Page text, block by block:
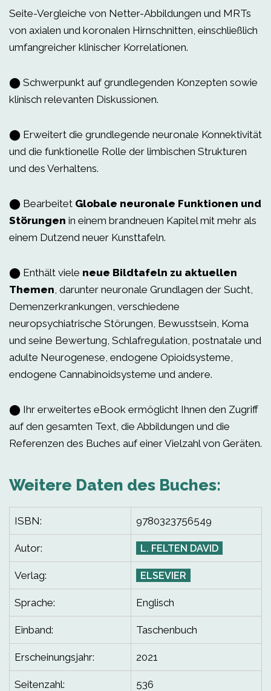
Seite-Vergleiche von Netter-Abbildungen und MRTs
von axialen und koronalen Hirnschnitten, einschließlich
umfangreicher klinischer Korrelationen.
⬤ Schwerpunkt auf grundlegenden Konzepten sowie
klinisch relevanten Diskussionen.
⬤ Erweitert die grundlegende neuronale Konnektivität
und die funktionelle Rolle der limbischen Strukturen
und des Verhaltens.
⬤ Bearbeitet Globale neuronale Funktionen und
Störungen in einem brandneuen Kapitel mit mehr als
einem Dutzend neuer Kunsttafeln.
⬤ Enthält viele neue Bildtafeln zu aktuellen
Themen, darunter neuronale Grundlagen der Sucht,
Demenzerkrankungen, verschiedene
neuropsychiatrische Störungen, Bewusstsein, Koma
und seine Bewertung, Schlafregulation, postnatale und
adulte Neurogenese, endogene Opioidsysteme,
endogene Cannabinoidsysteme und andere.
⬤ Ihr erweitertes eBook ermöglicht Ihnen den Zugriff
auf den gesamten Text, die Abbildungen und die
Referenzen des Buches auf einer Vielzahl von Geräten.
Weitere Daten des Buches:
ISBN: 9780323756549
Autor: L. FELTEN DAVID
Verlag: ELSEVIER
Sprache: Englisch
Einband: Taschenbuch
Erscheinungsjahr: 2021
Seitenzahl: 536